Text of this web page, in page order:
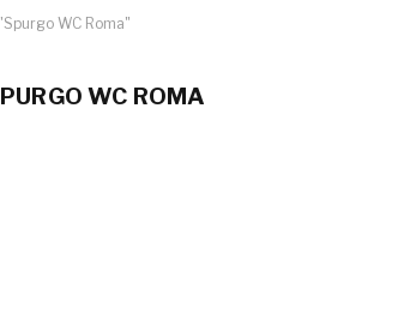
WC Roma"
WC ROMA